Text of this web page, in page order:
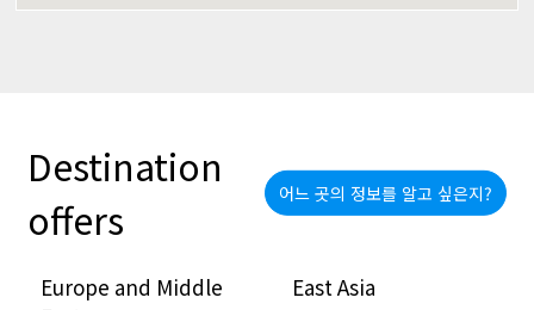
Destination
offers
어느 곳의 정보를 알고 싶은지?
Europe and Middle
East Asia